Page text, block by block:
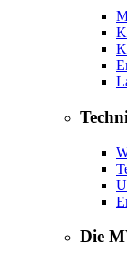
Die